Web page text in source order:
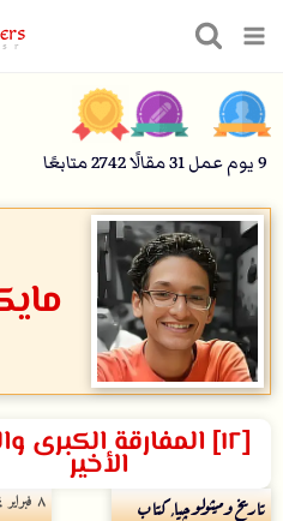
9يوم عمل31مقالًا2742متابعًا
[١٢] المفارقة الكبرى
الأخير
تاريخ وميثولوچيا,كتاب
۸ فبراير ۲۰۲٤